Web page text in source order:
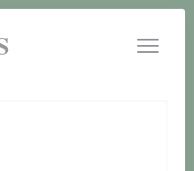
(Cookies)